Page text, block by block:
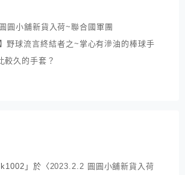
圓小舖新貨入荷~聯合國軍團
野球流言終結者之~掌心有滲油的棒球手
較久的手套？
」於〈 2023.2.2 圓圓小舖新貨入荷